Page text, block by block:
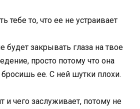
тебе то, что ее не устраивает
будет закрывать глаза на твое
просто потому что она
ее. С ней шутки плохи.
и чего заслуживает, потому не